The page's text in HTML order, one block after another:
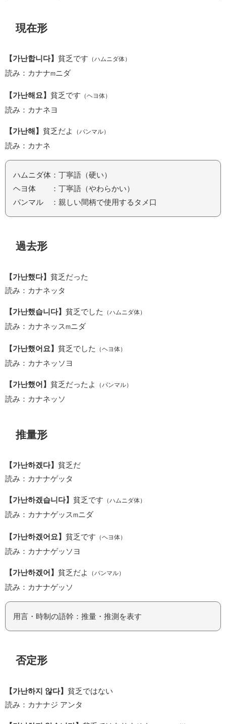
現在形
【가난합니다】 貧乏です （ハムニダ体）
読み：カナナmニダ
【가난해요】 貧乏です （ヘヨ体）
読み：カナネヨ
【가난해】 貧乏だよ （パンマル）
読み：カナネ
ハムニダ体：丁寧語（硬い）
ヘヨ体 ：丁寧語（やわらかい）
パンマル ：親しい間柄で使用するタメ口
過去形
【가난했다】 貧乏だった
読み：カナネッタ
【가난했습니다】 貧乏でした （ハムニダ体）
読み：カナネッス m ニダ
【가난했어요】 貧乏でした （ヘヨ体）
読み：カナネッソヨ
【가난했어】 貧乏だったよ （パンマル）
読み：カナネッソ
推量形
【가난하겠다】 貧乏だ
読み：カナナゲッタ
【가난하겠습니다】 貧乏です （ハムニダ体）
読み：カナナゲッスmニダ
【가난하겠어요】 貧乏です （ヘヨ体）
読み：カナナゲッソヨ
【가난하겠어】 貧乏だよ （パンマル）
読み：カナナゲッソ
用言・時制の語幹：推量・推測を表す
否定形
【가난하지 않다】 貧乏ではない
読み：カナナジ アンタ